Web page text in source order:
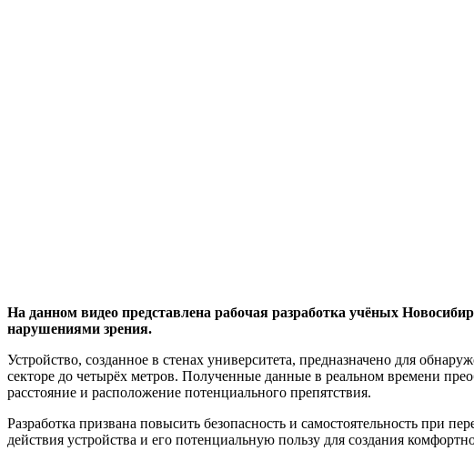
На данном видео представлена рабочая разработка учёных
нарушениями зрения.
Устройство, созданное в стенах университета, предназначено для
секторе до четырёх метров. Полученные данные в реальном времени
расстояние и расположение потенциального препятствия.
Разработка призвана повысить безопасность и самостоятельность при
действия устройства и его потенциальную пользу для создания